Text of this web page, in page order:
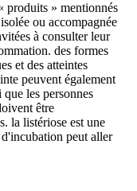
produits » mentionnés
ou accompagnée
à consulter leur
des formes
et des atteintes
peuvent également
les personnes
être
la listériose est une
peut aller